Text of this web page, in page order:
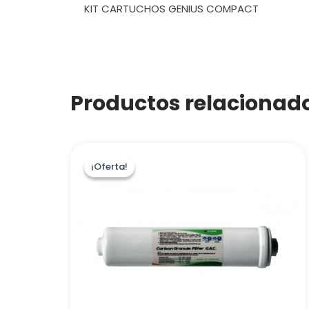
KIT CARTUCHOS GENIUS COMPACT
Productos
¡Oferta!
¡Oferta!